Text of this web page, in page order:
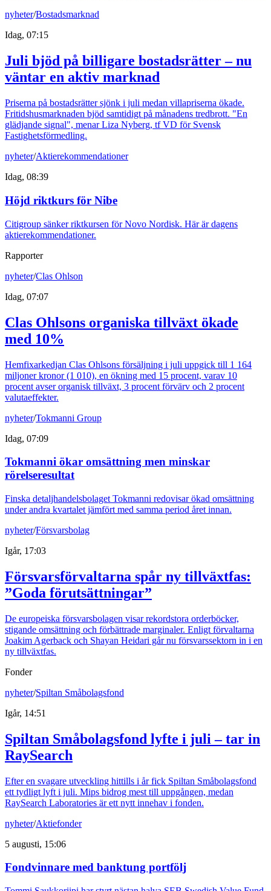
nyheter/Bostadsmarknad
Idag, 07:15
Juli bjöd på billigare bostadsrätter – nu
väntar en aktiv marknad
Priserna på bostadsrätter sjönk i juli medan villapriserna ökade.
Fritidshusmarknaden bjöd samtidigt på månadens tredbrott. "En
glädjande signal", menar Liza Nyberg, tf VD för Svensk
Fastighetsförmedling.
nyheter/Aktierekommendationer
Idag, 08:39
Höjd riktkurs för Nibe
Citigroup sänker riktkursen för Novo Nordisk. Här är dagens
aktierekommendationer.
Rapporter
nyheter/Clas Ohlson
Idag, 07:07
Clas Ohlsons organiska tillväxt ökade
med 10%
Hemfixarkedjan Clas Ohlsons försäljning i juli uppgick till 1 164
miljoner kronor (1 010), en ökning med 15 procent, varav 10
procent avser organisk tillväxt, 3 procent förvärv och 2 procent
valutaeffekter.
nyheter/Tokmanni Group
Idag, 07:09
Tokmanni ökar omsättning men minskar
rörelseresultat
Finska detaljhandelsbolaget Tokmanni redovisar ökad omsättning
under andra kvartalet jämfört med samma period året innan.
nyheter/Försvarsbolag
Igår, 17:03
Försvarsförvaltarna spår ny tillväxtfas:
”Goda förutsättningar”
De europeiska försvarsbolagen visar rekordstora orderböcker,
stigande omsättning och förbättrade marginaler. Enligt förvaltarna
Joakim Agerback och Shayan Heidari går nu försvarssektorn in i en
ny tillväxtfas.
Fonder
nyheter/Spiltan Småbolagsfond
Igår, 14:51
Spiltan Småbolagsfond lyfte i juli – tar in
RaySearch
Efter en svagare utveckling hittills i år fick Spiltan Småbolagsfond
ett tydligt lyft i juli. Mips bidrog mest till uppgången, medan
RaySearch Laboratories är ett nytt innehav i fonden.
nyheter/Aktiefonder
5 augusti, 15:06
Fondvinnare med banktung portfölj